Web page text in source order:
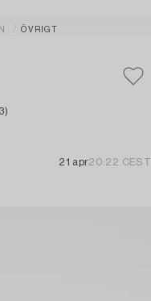
ÖVRIGT
21 apr20:22 CEST